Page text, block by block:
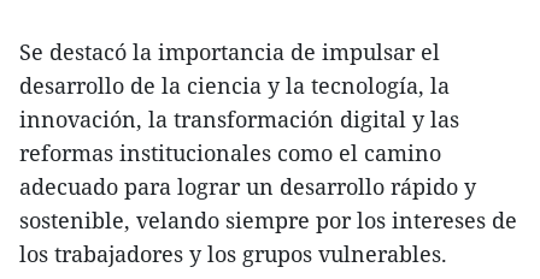
Se destacó la importancia de impulsar el
desarrollo de la ciencia y la tecnología, la
innovación, la transformación digital y las
reformas institucionales como el camino
adecuado para lograr un desarrollo rápido y
sostenible, velando siempre por los intereses de
los trabajadores y los grupos vulnerables.